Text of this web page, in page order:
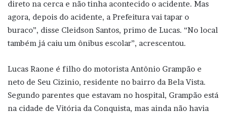
direto na cerca e não tinha acontecido o acidente. Mas
agora, depois do acidente, a Prefeitura vai tapar o
buraco”, disse Cleidson Santos, primo de Lucas. “No local
também já caiu um ônibus escolar”, acrescentou.
Lucas Raone é filho do motorista Antônio Grampão e
neto de Seu Cizinio, residente no bairro da Bela Vista.
Segundo parentes que estavam no hospital, Grampão está
na cidade de Vitória da Conquista, mas ainda não havia